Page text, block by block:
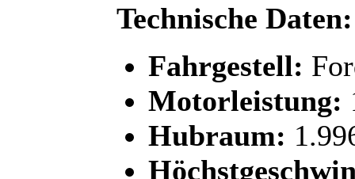
Technische Daten:
Fahrgestell:
Motorleistung:
Hubraum: